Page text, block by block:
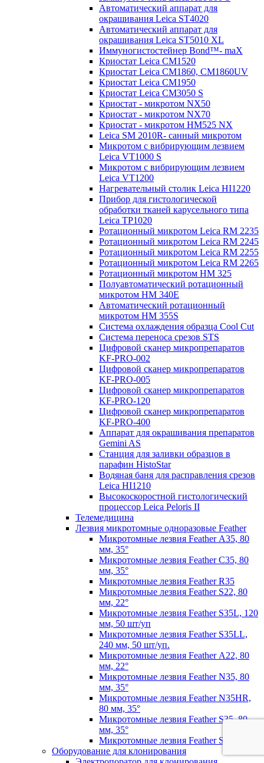
Автоматический аппарат для
окрашивания Leica ST4020
Автоматический аппарат для
окрашивания Leica ST5010 XL
Иммуногистостейнер Bond™- maX
Криостат Leica CM1520
Криостат Leica CM1860, CM1860UV
Криостат Leica CM1950
Криостат Leica CM3050 S
Криостат - микротом NX50
Криостат - микротом NX70
Криостат - микротом HM525 NX
Leica SM 2010R- санный микротом
Микротом с вибрирующим лезвием
Leica VT1000 S
Микротом с вибрирующим лезвием
Leica VT1200
Нагревательный столик Leica HI1220
Прибор для гистологической
обработки тканей карусельного типа
Leica TP1020
Ротационный микротом Leica RM 2235
Ротационный микротом Leica RM 2245
Ротационный микротом Leica RM 2255
Ротационный микротом Leica RM 2265
Ротационный микротом HM 325
Полуавтоматический ротационный
микротом HM 340E
Автоматический ротационный
микротом HM 355S
Система охлаждения образца Cool Cut
Система переноса срезов STS
Цифровой сканер микропрепаратов
KF-PRO-002
Цифровой сканер микропрепаратов
KF-PRO-005
Цифровой сканер микропрепаратов
KF-PRO-120
Цифровой сканер микропрепаратов
KF-PRO-400
Аппарат для окрашивания препаратов
Gemini AS
Станция для заливки образцов в
парафин HistoStar
Водяная баня для расправления срезов
Leica HI1210
Высокоскоростной гистологический
процессор Leica Peloris II
Телемедицина
Лезвия микротомные одноразовые Feather
Микротомные лезвия Feather А35, 80
мм, 35°
Микротомные лезвия Feather С35, 80
мм, 35°
Микротомные лезвия Feather R35
Микротомные лезвия Feather S22, 80
мм, 22°
Микротомные лезвия Feather S35L, 120
мм, 50 шт/уп
Микротомные лезвия Feather S35LL,
240 мм, 50 шт/уп.
Микротомные лезвия Feather А22, 80
мм, 22°
Микротомные лезвия Feather N35, 80
мм, 35°
Микротомные лезвия Feather N35HR,
80 мм, 35°
Микротомные лезвия Feather S35, 80
мм, 35°
Микротомные лезвия Feather S35HP
Оборудование для клонирования